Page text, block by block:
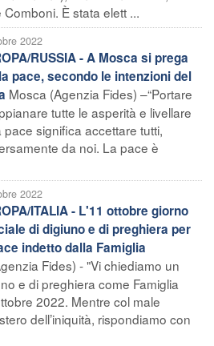
È stata elett ...
2022
RUSSIA - A Mosca si prega
pace, secondo le intenzioni del
Mosca (Agenzia Fides) –“Portare
tutte le asperità e livellare
significa accettare tutti,
da noi. La pace è
2022
ITALIA - L'11 ottobre giorno
di digiuno e di preghiera per
indetto dalla Famiglia
Fides) - "Vi chiediamo un
e di preghiera come Famiglia
2022. Mentre col male
dell’iniquità, rispondiamo con